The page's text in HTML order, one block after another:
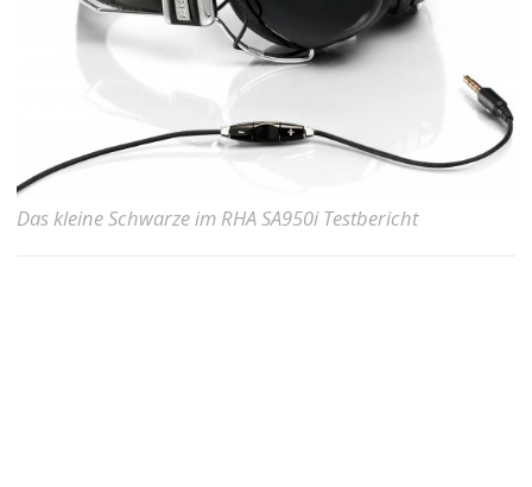
Das kleine Schwarze im RHA SA950i Testbericht